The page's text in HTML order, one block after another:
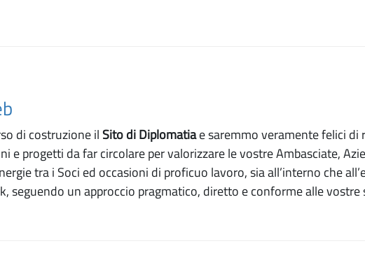
di costruzione ilSito di Diplomatiae saremmo veramente felici di
e progetti da far circolare per valorizzare le vostre Ambasciate,
tra i Soci ed occasioni di proficuo lavoro, sia all’interno che
seguendo un approccio pragmatico, diretto e conforme alle vostre